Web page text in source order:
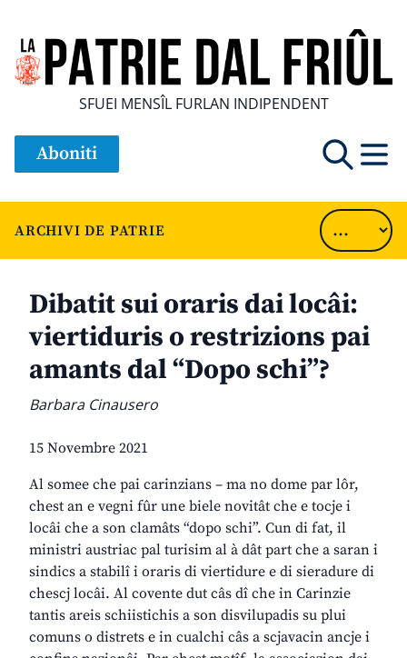
SFUEI MENSÎL FURLAN INDIPENDENT
Aboniti
ARCHIVI DE PATRIE
Dibatit sui oraris dai locâi:
viertiduris o restrizions pai
amants dal “Dopo schi”?
Barbara Cinausero
15 Novembre 2021
Al somee che pai carinzians – ma no dome par lôr,
chest an e vegni fûr une biele novitât che e tocje i
locâi che a son clamâts “dopo schi”. Cun di fat, il
ministri austriac pal turisim al à dât part che a saran i
sindics a stabilî i oraris di viertidure e di sieradure di
chescj locâi. Al covente dut câs dî che in Carinzie
tantis areis schiistichis a son disvilupadis su plui
comuns o distrets e in cualchi câs a scjavacin ancje i